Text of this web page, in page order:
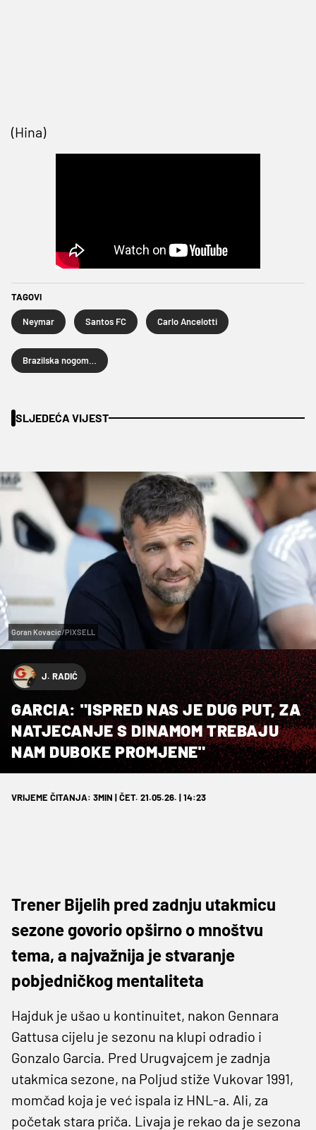
(Hina)
TAGOVI
Neymar Santos FC Carlo Ancelotti
SLJEDEĆA VIJEST
Goran Kovacic/PIXSELL
J. RADIĆ
GARCIA: "ISPRED NAS JE DUG PUT, ZA
NATJECANJE S DINAMOM TREBAJU
NAM DUBOKE PROMJENE"
VRIJEME ČITANJA: 3MIN | ČET. 21.05.26. | 14:23
Trener Bijelih pred zadnju utakmicu
sezone govorio opširno o mnoštvu
tema, a najvažnija je stvaranje
pobjedničkog mentaliteta
Hajduk je ušao u kontinuitet, nakon Gennara
Gattusa cijelu je sezonu na klupi odradio i
Gonzalo Garcia. Pred Urugvajcem je zadnja
utakmica sezone, na Poljud stiže Vukovar 1991,
momčad koja je već ispala iz HNL-a. Ali, za
početak stara priča. Livaja je rekao da je sezona